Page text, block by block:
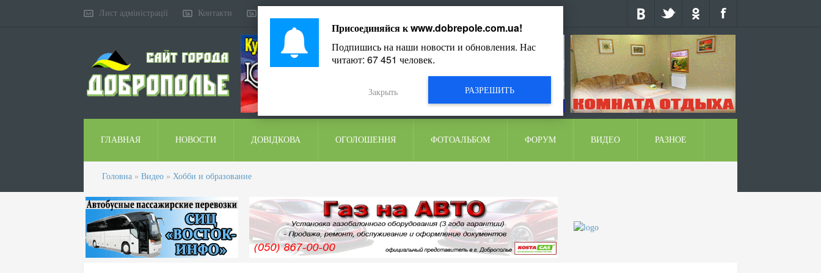
Лист адміністрації Контакти
ГЛАВНАЯ НОВОСТИ ДОВІДКОВА ОГОЛОШЕННЯ ФОТОАЛЬБОМ ФОРУМ ВИДЕО РАЗНОЕ
Головна » Видео » Хобби и образование
Присоединяйся кwww.dobrepole.com.ua!
Подпишись на наши новости и обновления. Нас
читают: 67 451 человек.
РАЗРЕШИТЬ
Закрыть